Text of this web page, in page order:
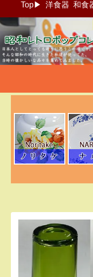
Top▶ 洋食器 和食
昭和レト
貨通販